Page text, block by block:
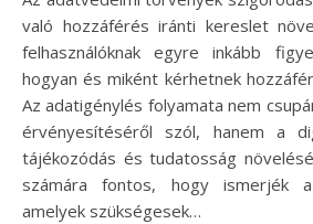
való hozzáférés iránti kereslet
felhasználóknak egyre inkább
hogyan és miként kérhetnek
Az adatigénylés folyamata nem
érvényesítéséről szól, hanem a
tájékozódás és tudatosság
számára fontos, hogy ismerjék
amelyek szükségesek…